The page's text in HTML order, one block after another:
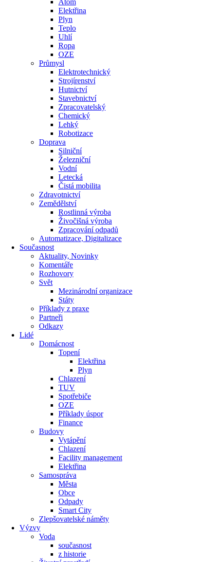
Elektřina
Plyn
Teplo
Uhlí
Ropa
OZE
Průmysl
Elektrotechnický
Strojírenství
Hutnictví
Stavebnictví
Zpracovatelský
Chemický
Lehký
Robotizace
Doprava
Silniční
Železniční
Vodní
Letecká
Čistá mobilita
Zdravotnictví
Zemědělství
Rostlinná výroba
Živočišná výroba
Zpracování odpadů
Automatizace, Digitalizace
Současnost
Aktuality, Novinky
Komentáře
Rozhovory
Svět
Mezinárodní organizace
Státy
Příklady z praxe
Partneři
Odkazy
Lidé
Domácnost
Topení
Elektřina
Plyn
Chlazení
TUV
Spotřebiče
OZE
Příklady úspor
Finance
Budovy
Vytápění
Chlazení
Facility management
Elektřina
Samospráva
Města
Obce
Odpady
Smart City
Zlepšovatelské náměty
Výzvy
Voda
současnost
z historie